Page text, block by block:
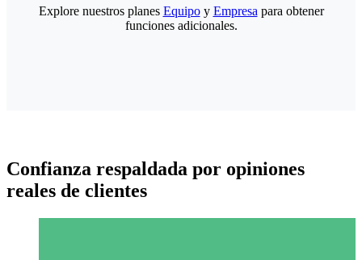
Explore nuestros planes Equipoy Empresa para obtener
funciones adicionales.
Confianza respaldada por opiniones
reales de clientes